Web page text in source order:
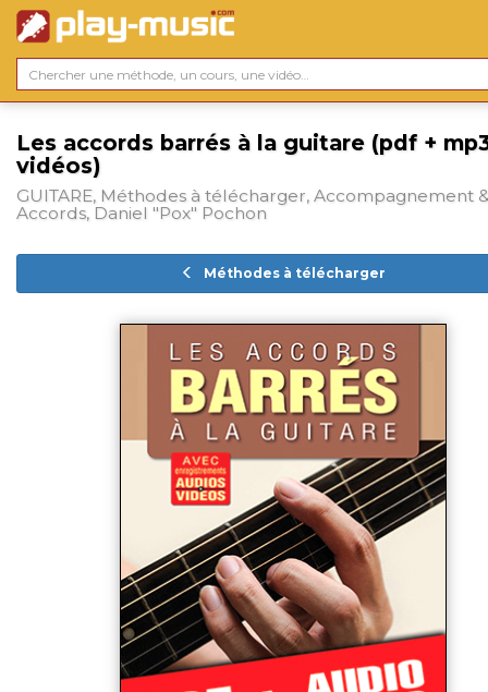
Les accords barrés à la guitare (pdf +
vidéos)
GUITARE, Méthodes à télécharger, Accompagnement
Accords, Daniel "Pox" Pochon
Méthodes à télécharger